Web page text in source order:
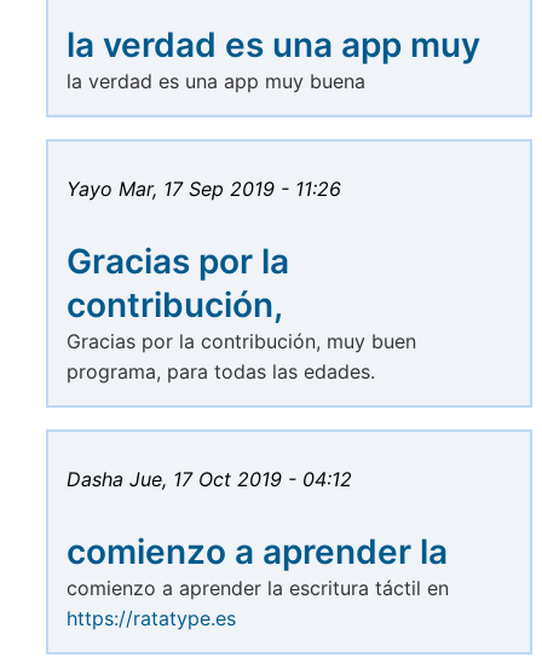
la verdad es una app muy
la verdad es una app muy buena
Yayo Mar, 17 Sep 2019 - 11:26
Gracias por la
contribución,
Gracias por la contribución, muy buen
programa, para todas las edades.
Dasha Jue, 17 Oct 2019 - 04:12
comienzo a aprender la
comienzo a aprender la escritura táctil en
https://ratatype.es